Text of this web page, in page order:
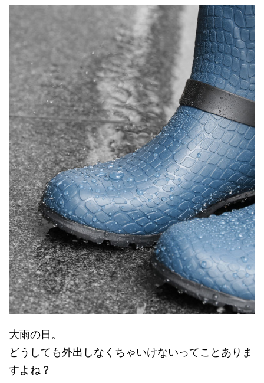
大雨の日。
どうしても外出しなくちゃいけないってことありま
すよね？